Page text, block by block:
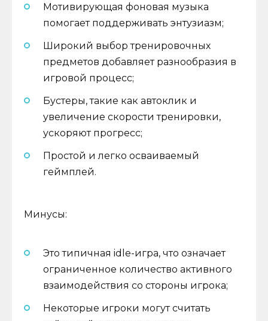
Мотивирующая фоновая музыка
помогает поддерживать энтузиазм;
Широкий выбор тренировочных
предметов добавляет разнообразия в
игровой процесс;
Бустеры, такие как автоклик и
увеличение скорости тренировки,
ускоряют прогресс;
Простой и легко осваиваемый
геймплей.
Минусы:
Это типичная idle-игра, что означает
ограниченное количество активного
взаимодействия со стороны игрока;
Некоторые игроки могут считать